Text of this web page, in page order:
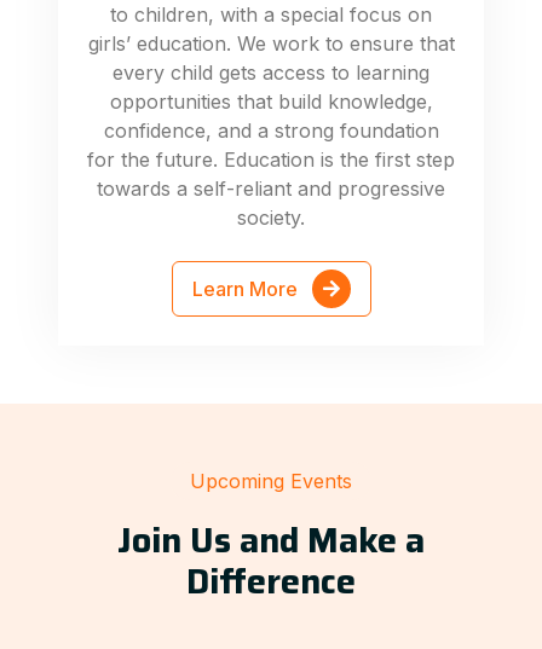
to children, with a special focus on
girls’ education. We work to ensure that
every child gets access to learning
opportunities that build knowledge,
confidence, and a strong foundation
for the future. Education is the first step
towards a self-reliant and progressive
society.
Learn More
Upcoming Events
Join Us and Make a
Difference